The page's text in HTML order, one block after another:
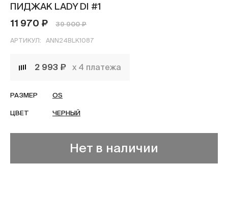
ПИДЖАК LADY DI #1
11 970 ₽
39 900 ₽
АРТИКУЛ: ANN24BLK1087
2 993 ₽ х 4 платежа
РАЗМЕР OS
ЦВЕТ ЧЕРНЫЙ
Нет в наличии